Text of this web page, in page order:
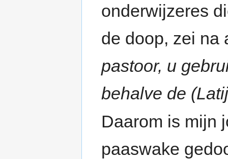
onderwijzeres
de doop, zei na
pastoor, u
behalve de
Daarom is mijn
paaswake